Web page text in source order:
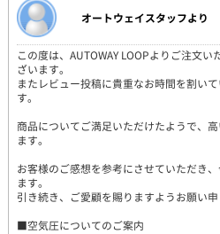
オートウェイスタッフより
この度は、AUTOWAY LOOPよりご注文
ざいます。
またレビュー投稿に貴重なお時間を割い
す。
商品についてご満足いただけたようで、
ます。
お客様のご感想を参考にさせていただき
ます。
引き続き、ご愛顧を賜りますようお願い申
■空気圧についてのご案内